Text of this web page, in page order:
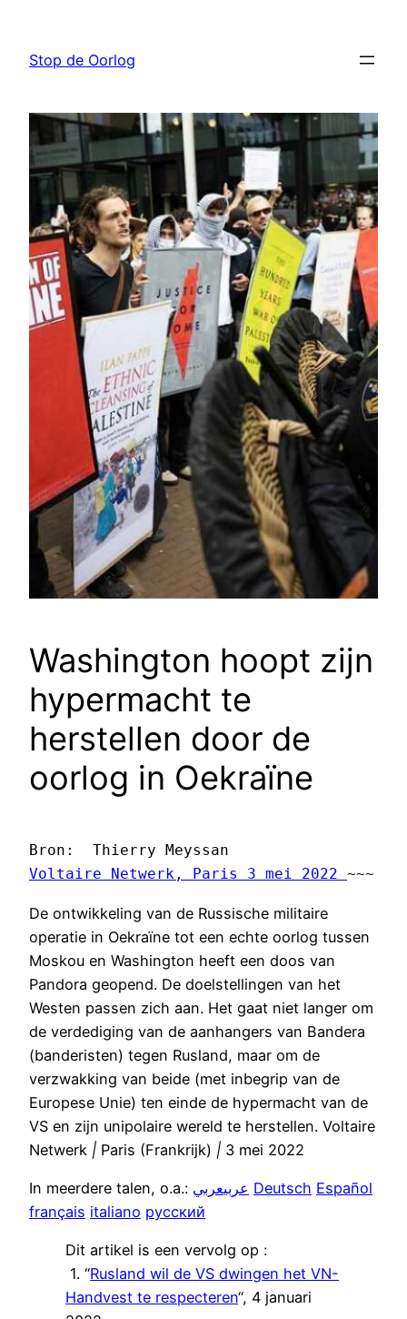
Stop de Oorlog
Washington hoopt zijn
hypermacht te
herstellen door de
oorlog in Oekraïne
Bron:  Thierry Meyssan
Voltaire Netwerk, Paris 3 mei 2022 ~~~
De ontwikkeling van de Russische militaire
operatie in Oekraïne tot een echte oorlog tussen
Moskou en Washington heeft een doos van
Pandora geopend. De doelstellingen van het
Westen passen zich aan. Het gaat niet langer om
de verdediging van de aanhangers van Bandera
(banderisten) tegen Rusland, maar om de
verzwakking van beide (met inbegrip van de
Europese Unie) ten einde de hypermacht van de
VS en zijn unipolaire wereld te herstellen. Voltaire
Netwerk | Paris (Frankrijk) | 3 mei 2022
In meerdere talen, o.a.: عربيعربي Deutsch Español
français italiano русский
Dit artikel is een vervolg op :
1. “Rusland wil de VS dwingen het VN-
Handvest te respecteren“, 4 januari